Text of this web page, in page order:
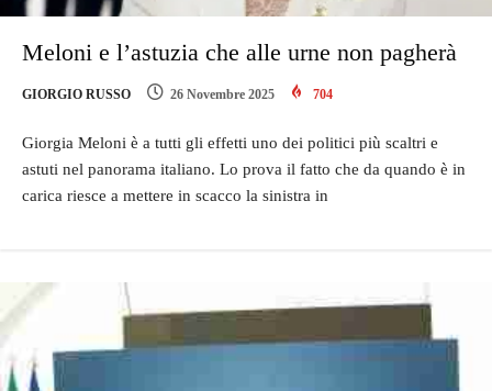
Meloni e l’astuzia che alle urne non pagherà
GIORGIO RUSSO 26 Novembre 2025 704
Giorgia Meloni è a tutti gli effetti uno dei politici più scaltri e
astuti nel panorama italiano. Lo prova il fatto che da quando è in
carica riesce a mettere in scacco la sinistra in